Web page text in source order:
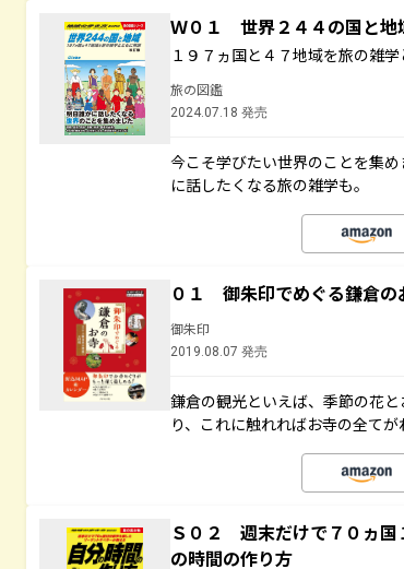
Ｗ０１ 世界２４４の国と
１９７ヵ国と４７地域を旅の雑
旅の図鑑
2024.07.18 発売
今こそ学びたい世界のことを集
に話したくなる旅の雑学も。
０１ 御朱印でめぐる鎌倉
御朱印
2019.08.07 発売
鎌倉の観光といえば、季節の花
り、これに触れればお寺の全てが
Ｓ０２ 週末だけで７０ヵ国
の時間の作り方